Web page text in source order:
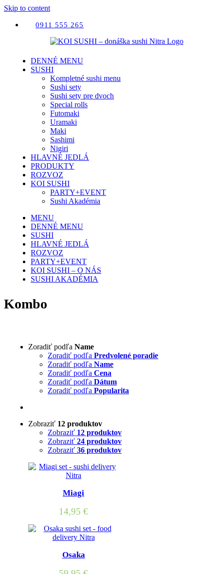
Skip to content
0911 555 265
DENNÉ MENU
SUSHI
Kompletné sushi menu
Sushi sety
Sushi sety pre dvoch
Special rolls
Futomaki
Uramaki
Maki
Sashimi
Nigiri
HLAVNÉ JEDLÁ
PRODUKTY
ROZVOZ
KOI SUSHI
PARTY+EVENT
Sushi Akadémia
MENU
DENNÉ MENU
SUSHI
HLAVNÉ JEDLÁ
ROZVOZ
PARTY+EVENT
KOI SUSHI – O NÁS
SUSHI AKADÉMIA
Kombo
Zoradiť podľa Name
Zoradiť podľa Predvolené poradie
Zoradiť podľa Name
Zoradiť podľa Cena
Zoradiť podľa Dátum
Zoradiť podľa Popularita
Zobraziť 12 produktov
Zobraziť 12 produktov
Zobraziť 24 produktov
Zobraziť 36 produktov
Miagi
14,95 €
Osaka